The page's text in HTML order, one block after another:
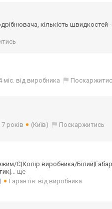
кількість швидкостей -
міс. від виробника
років (Київ) Поскаржитись
Є|Колір виробника/Білий
|... ще
Гарантія: від виробника